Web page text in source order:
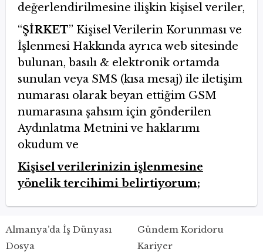
değerlendirilmesine ilişkin kişisel veriler,
“ŞİRKET’’ Kişisel Verilerin Korunması ve
İşlenmesi Hakkında ayrıca web sitesinde
bulunan, basılı & elektronik ortamda
sunulan veya SMS (kısa mesaj) ile iletişim
numarası olarak beyan ettiğim GSM
numarasına şahsım için gönderilen
Aydınlatma Metnini ve haklarımı
okudum ve
Kişisel verilerinizin işlenmesine
yönelik tercihimi belirtiyorum;
Almanya’da İş Dünyası
Dosya
Gündem Koridoru
Kariyer